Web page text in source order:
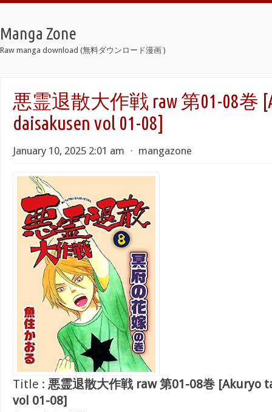
Manga Zone
Raw manga download (無料ダウンロード漫画 )
悪霊退散大作戦 raw 第01-08巻
daisakusen vol 01-08]
January 10, 2025 2:01 am ⋅ mangazone
Title : 悪霊退散大作戦 raw 第01-08巻 [Akuryo
vol 01-08]